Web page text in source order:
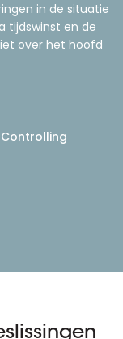
in de situatie
tijdswinst en de
over het hoofd